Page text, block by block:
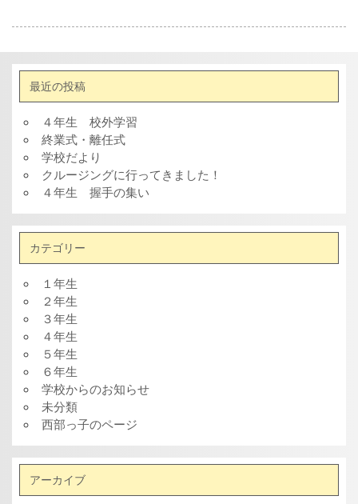
最近の投稿
４年生 校外学習
終業式・離任式
学校だより
クルージングに行ってきました！
４年生 握手の集い
カテゴリー
１年生
２年生
３年生
４年生
５年生
６年生
学校からのお知らせ
未分類
西部っ子のページ
アーカイブ